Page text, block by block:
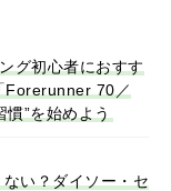
グ初心者におすす
Forerunner 70／
”を始めよう
い？ダイソー・セ